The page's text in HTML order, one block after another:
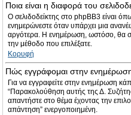
Ποια είναι η διαφορά του
Ο σελιδοδείκτης στο phpBB3 είναι
ενημερώνεστε όταν υπάρχει μια
αργότερα. Η ενημέρωση, ωστόσο, θα
την μέθοδο που επιλέξατε.
Κορυφή
Πώς εγγράφομαι στην
Για να εγγραφείτε στην ενημέρωση
“Παρακολούθηση αυτής της Δ.
απαντήστε στο θέμα έχοντας την
απάντηση” ενεργοποιημένη.